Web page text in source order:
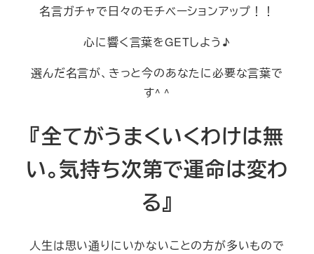
名言ガチャで日々のモチベーションアップ！！
心に響く言葉をGETしよう♪
選んだ名言が、きっと今のあなたに必要な言葉で
す^ ^
『全てがうまくいくわけは無
い。気持ち次第で運命は変わ
る』
人生は思い通りにいかないことの方が多いもので